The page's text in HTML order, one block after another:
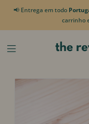
📢 Entrega em todo
carrinho